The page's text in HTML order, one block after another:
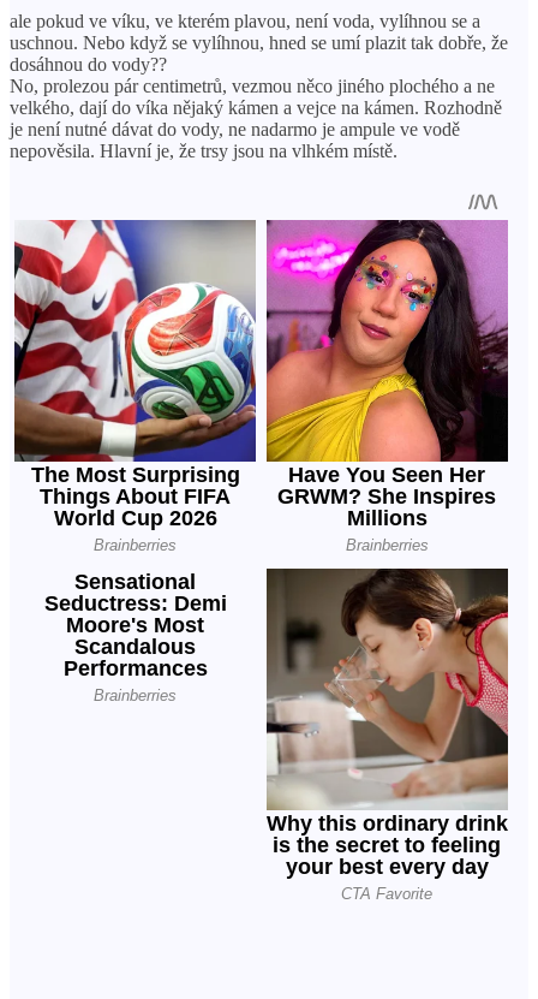
ale pokud ve víku, ve kterém plavou, není voda, vylíhnou se a
uschnou. Nebo když se vylíhnou, hned se umí plazit tak dobře, že
dosáhnou do vody??
No, prolezou pár centimetrů, vezmou něco jiného plochého a ne
velkého, dají do víka nějaký kámen a vejce na kámen. Rozhodně
je není nutné dávat do vody, ne nadarmo je ampule ve vodě
nepověsila. Hlavní je, že trsy jsou na vlhkém místě.